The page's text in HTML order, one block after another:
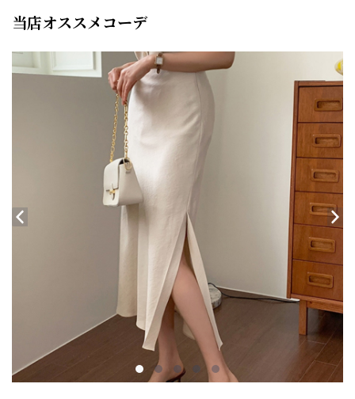
当店オススメコーデ